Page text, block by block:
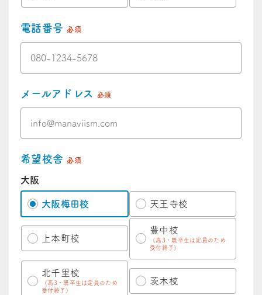
電話番号 必須
メールアドレス 必須
希望校舎 必須
大阪
大阪梅田校 天王寺校
上本町校
豊中校
（高3・既卒生は定員のため
受付終了）
北千里校
（高3・既卒生は定員のため
受付終了）
茨木校